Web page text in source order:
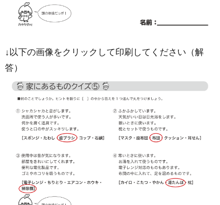
↓以下の画像をクリックして印刷してください（解
答）